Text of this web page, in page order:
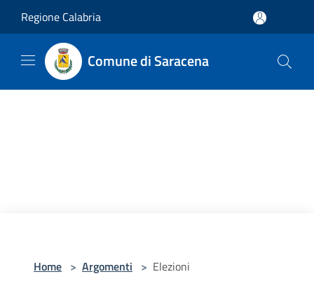
Regione Calabria
Comune di Saracena
Home > Argomenti > Elezioni